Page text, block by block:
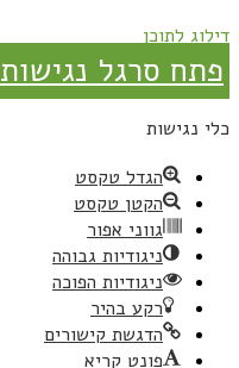
דילוג לתוכן
פתח סרגל נגישות
כלי נגישות
הגדל טקסט
הקטן טקסט
גווני אפור
ניגודיות גבוהה
ניגודיות הפוכה
רקע בהיר
הדגשת קישורים
פונט קריא